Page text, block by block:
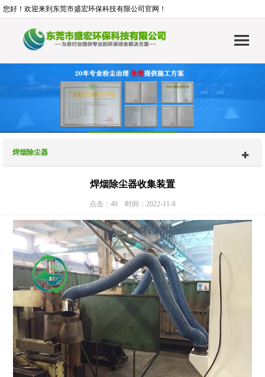
您好！欢迎来到东莞市盛宏环保科技有限公司官网！
焊烟除尘器
焊烟除尘器收集装置
点击：40 时间：2022-11-8